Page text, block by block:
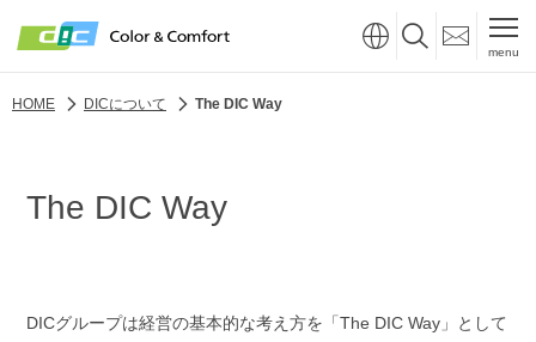
menu
HOME DICについて The DIC Way
The DIC Way
DICグループは経営の基本的な考え方を「The DIC Way」として